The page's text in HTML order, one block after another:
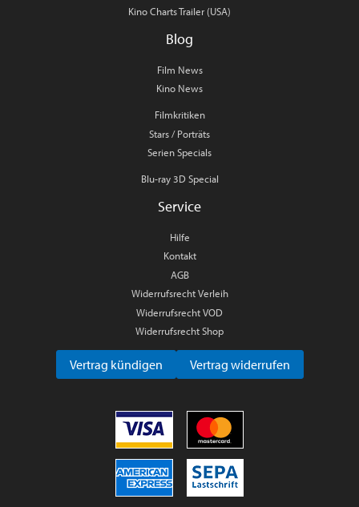
Kino Charts Trailer (USA)
Blog
Film News
Kino News
Filmkritiken
Stars / Porträts
Serien Specials
Blu-ray 3D Special
Service
Hilfe
Kontakt
AGB
Widerrufsrecht Verleih
Widerrufsrecht VOD
Widerrufsrecht Shop
Vertrag kündigen Vertrag widerrufen